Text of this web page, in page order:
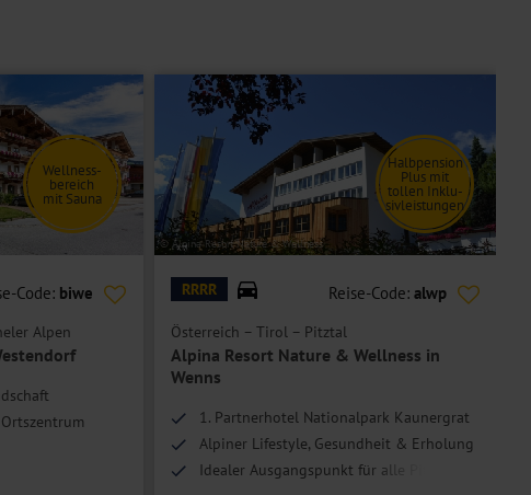
Wellness-
bereich
mit Sauna
Code: biwe
Alpen
© Alpina Resort Nature & Wellness
Halbpension
Plus mit
tollen Inklu-
sivleistungen
RRRR Reise-Code: alwp
Österreich – Tirol – Pitztal
Alpina Resort Nature & Wellness in
Wenns
1. Partnerhotel Nationalpark Kaunergrat
Alpiner Lifestyle, Gesundheit & Erholung
Idealer Ausgangspunkt für alle Pitztal-